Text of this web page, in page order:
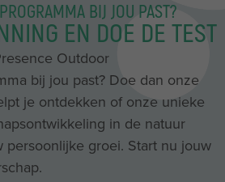
BIJ JOU PAST?
EN DOE DE TEST
Outdoor
bij jou past? Doe dan onze
je ontdekken of onze unieke
in de natuur
persoonlijke groei. Start nu jouw